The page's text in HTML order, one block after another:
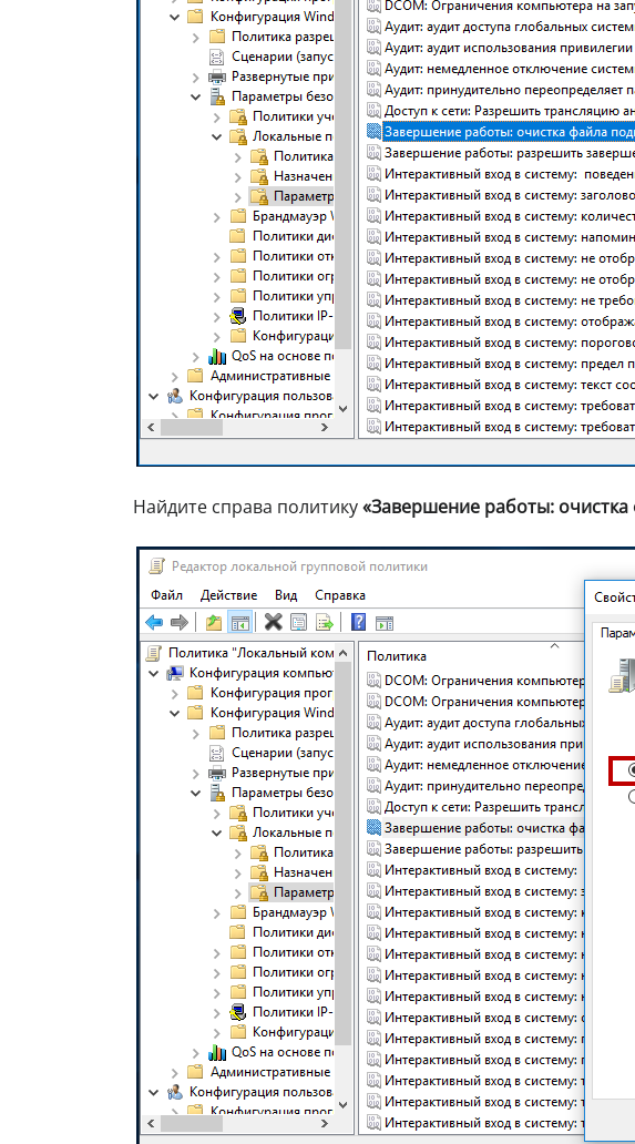
Найдите справа политику«Завершение работы: очистка